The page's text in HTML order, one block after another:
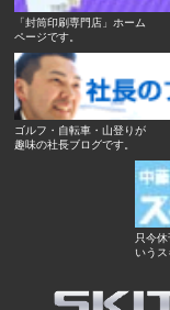
「封筒印刷専門店」ホーム
ページです。
ゴルフ・自転車・山登りが
趣味の社長ブログです。
只今
いうス